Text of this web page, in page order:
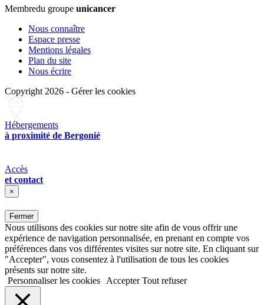
Membredu groupe unicancer
Nous connaître
Espace presse
Mentions légales
Plan du site
Nous écrire
Copyright 2026 - Gérer les cookies
Hébergements
à proximité de Bergonié
Accès
et contact
×
Fermer
Nous utilisons des cookies sur notre site afin de vous offrir une
expérience de navigation personnalisée, en prenant en compte vos
préférences dans vos différentes visites sur notre site. En cliquant sur
"Accepter", vous consentez à l'utilisation de tous les cookies
présents sur notre site.
Personnaliser les cookies
Accepter Tout refuser